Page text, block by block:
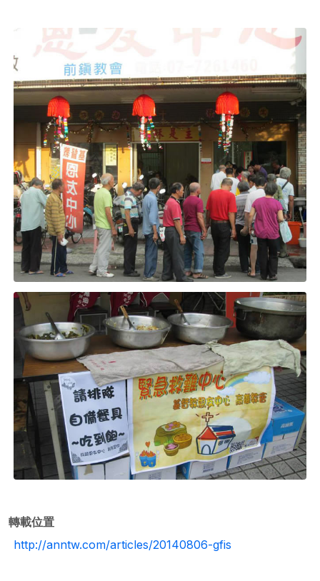
轉載位置
http://anntw.com/articles/20140806-gfis